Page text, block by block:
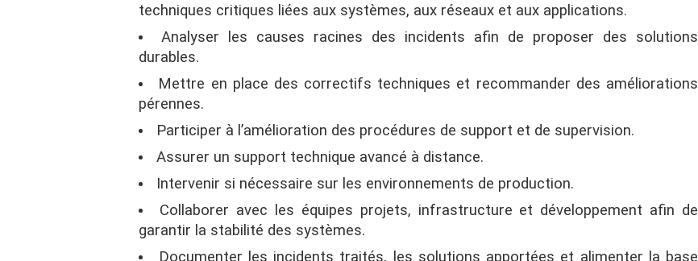
techniques critiques liées aux systèmes, aux réseaux et aux applications.
Analyser les causes racines des incidents afin de proposer des solutions
durables.
Mettre en place des correctifs techniques et recommander des améliorations
pérennes.
Participer à l’amélioration des procédures de support et de supervision.
Assurer un support technique avancé à distance.
Intervenir si nécessaire sur les environnements de production.
Collaborer avec les équipes projets, infrastructure et développement afin de
garantir la stabilité des systèmes.
Documenter les incidents traités, les solutions apportées et alimenter la base